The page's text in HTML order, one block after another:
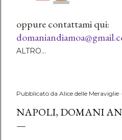
oppure contattami qui:
ALTRO…
Pubblicato da Alice delle Meraviglie
NAPOLI, DOMANI